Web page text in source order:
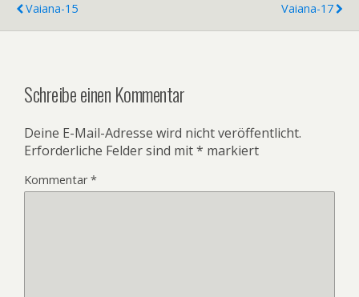
Vaiana-15
Vaiana-17
Schreibe einen Kommentar
Deine E-Mail-Adresse wird nicht veröffentlicht.
Erforderliche Felder sind mit* markiert
Kommentar*